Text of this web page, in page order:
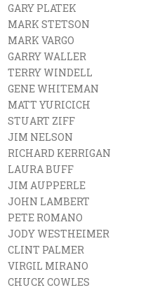
GARY PLATEK
MARK STETSON
MARK VARGO
GARRY WALLER
TERRY WINDELL
GENE WHITEMAN
MATT YURICICH
STUART ZIFF
JIM NELSON
RICHARD KERRIGAN
LAURA BUFF
JIM AUPPERLE
JOHN LAMBERT
PETE ROMANO
JODY WESTHEIMER
CLINT PALMER
VIRGIL MIRANO
CHUCK COWLES